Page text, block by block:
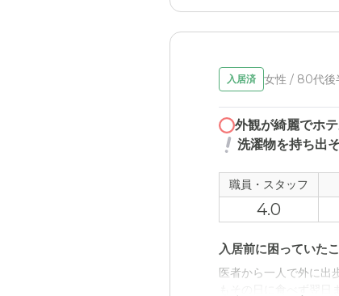
入居済 女性 / 80代後
外観が綺麗でホ
洗濯物を持ち出
職員・スタッフ
4.0
入居前に困っていた
医者から一人で外に出